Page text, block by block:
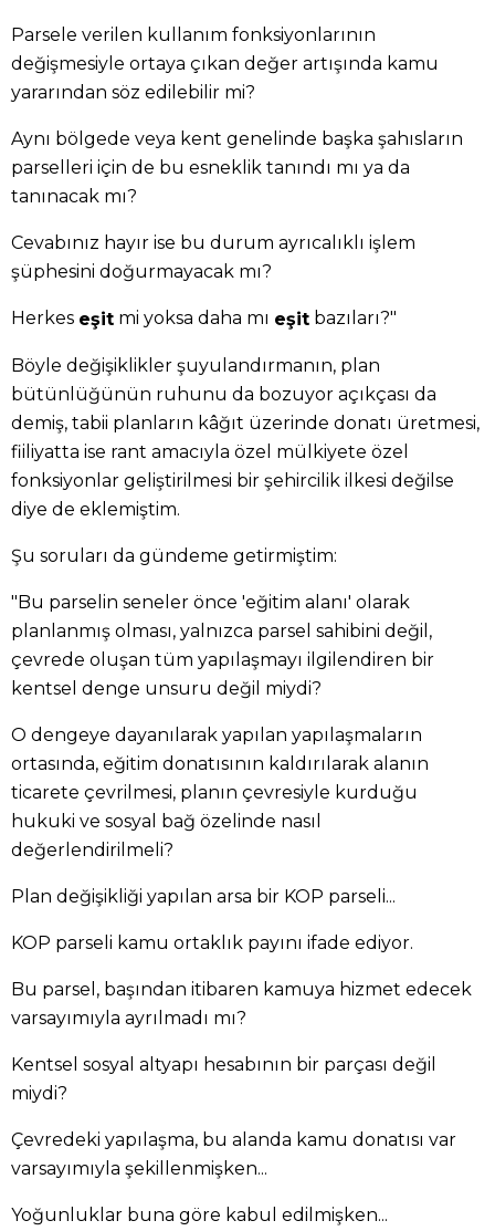
Parsele verilen kullanım fonksiyonlarının
değişmesiyle ortaya çıkan değer artışında kamu
yararından söz edilebilir mi?
Aynı bölgede veya kent genelinde başka şahısların
parselleri için de bu esneklik tanındı mı ya da
tanınacak mı?
Cevabınız hayır ise bu durum ayrıcalıklı işlem
şüphesini doğurmayacak mı?
Herkes eşit mi yoksa daha mı eşit bazıları?"
Böyle değişiklikler şuyulandırmanın, plan
bütünlüğünün ruhunu da bozuyor açıkçası da
demiş, tabii planların kâğıt üzerinde donatı üretmesi,
fiiliyatta ise rant amacıyla özel mülkiyete özel
fonksiyonlar geliştirilmesi bir şehircilik ilkesi değilse
diye de eklemiştim.
Şu soruları da gündeme getirmiştim:
"Bu parselin seneler önce 'eğitim alanı' olarak
planlanmış olması, yalnızca parsel sahibini değil,
çevrede oluşan tüm yapılaşmayı ilgilendiren bir
kentsel denge unsuru değil miydi?
O dengeye dayanılarak yapılan yapılaşmaların
ortasında, eğitim donatısının kaldırılarak alanın
ticarete çevrilmesi, planın çevresiyle kurduğu
hukuki ve sosyal bağ özelinde nasıl
değerlendirilmeli?
Plan değişikliği yapılan arsa bir KOP parseli...
KOP parseli kamu ortaklık payını ifade ediyor.
Bu parsel, başından itibaren kamuya hizmet edecek
varsayımıyla ayrılmadı mı?
Kentsel sosyal altyapı hesabının bir parçası değil
miydi?
Çevredeki yapılaşma, bu alanda kamu donatısı var
varsayımıyla şekillenmişken...
Yoğunluklar buna göre kabul edilmişken...